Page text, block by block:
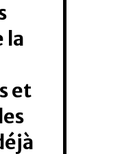
la
et